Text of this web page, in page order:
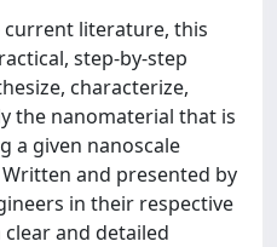
current literature, this
step-by-step
characterize,
the nanomaterial that is
a given nanoscale
and presented by
in their respective
and detailed